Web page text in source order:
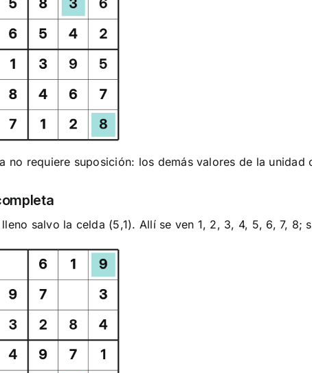
no requiere suposición: los demás valores de la
salvo la celda (5,1). Allí se ven 1, 2, 3, 4, 5, 6, 7,